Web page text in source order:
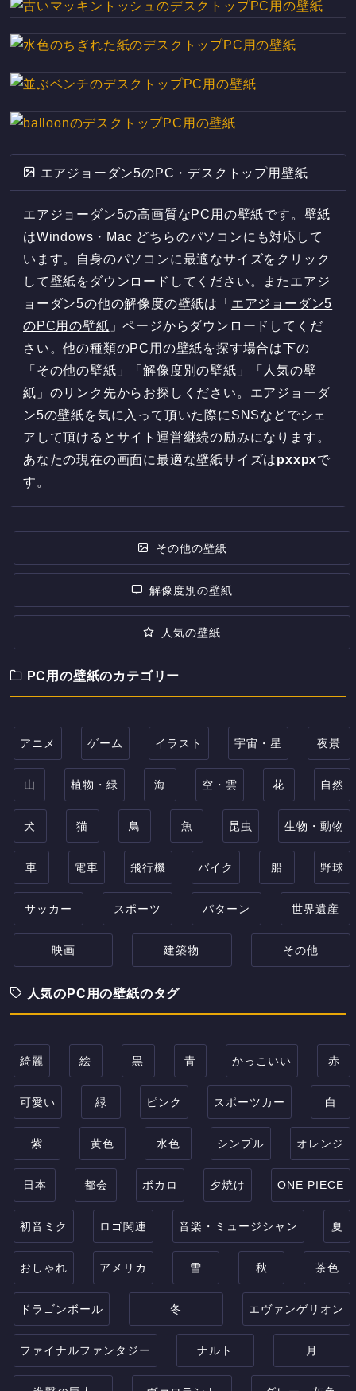
エアジョーダン5のPC・デスクトップ用壁紙
エアジョーダン5の高画質なPC用の壁紙です。壁紙
はWindows・Mac どちらのパソコンにも対応して
います。自身のパソコンに最適なサイズをクリック
して壁紙をダウンロードしてください。またエアジ
ョーダン5の他の解像度の壁紙は「 エアジョーダン5
のPC用の壁紙 」ページからダウンロードしてくだ
さい。他の種類のPC用の壁紙を探す場合は下の
「その他の壁紙」「解像度別の壁紙」「人気の壁
紙」のリンク先からお探しください。エアジョーダ
ン5の壁紙を気に入って頂いた際にSNSなどでシェ
アして頂けるとサイト運営継続の励みになります。
あなたの現在の画面に最適な壁紙サイズはpxxpxで
す。
その他の壁紙
解像度別の壁紙
人気の壁紙
PC用の壁紙のカテゴリー
アニメ ゲーム イラスト 宇宙・星 夜景
山 植物・緑 海 空・雲 花 自然
犬 猫 鳥 魚 昆虫 生物・動物
車 電車 飛行機 バイク 船 野球
サッカー スポーツ パターン 世界遺産
映画 建築物 その他
人気のPC用の壁紙のタグ
綺麗 絵 黒 青 かっこいい 赤
可愛い 緑 ピンク スポーツカー 白
紫 黄色 水色 シンプル オレンジ
日本 都会 ボカロ 夕焼け ONE PIECE
初音ミク ロゴ関連 音楽・ミュージシャン 夏
おしゃれ アメリカ 雪 秋 茶色
ドラゴンボール 冬 エヴァンゲリオン
ファイナルファンタジー ナルト 月